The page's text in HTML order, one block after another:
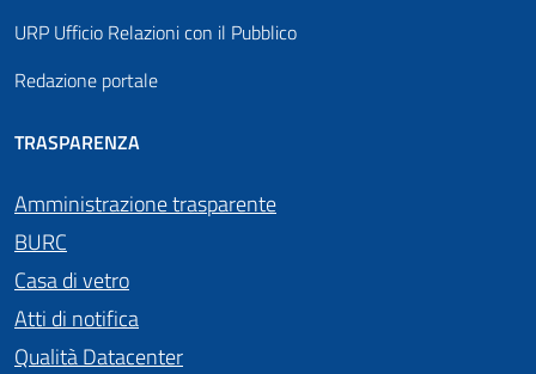
URP Ufficio Relazioni con il Pubblico
Redazione portale
TRASPARENZA
Amministrazione trasparente
BURC
Casa di vetro
Atti di notifica
Qualità Datacenter